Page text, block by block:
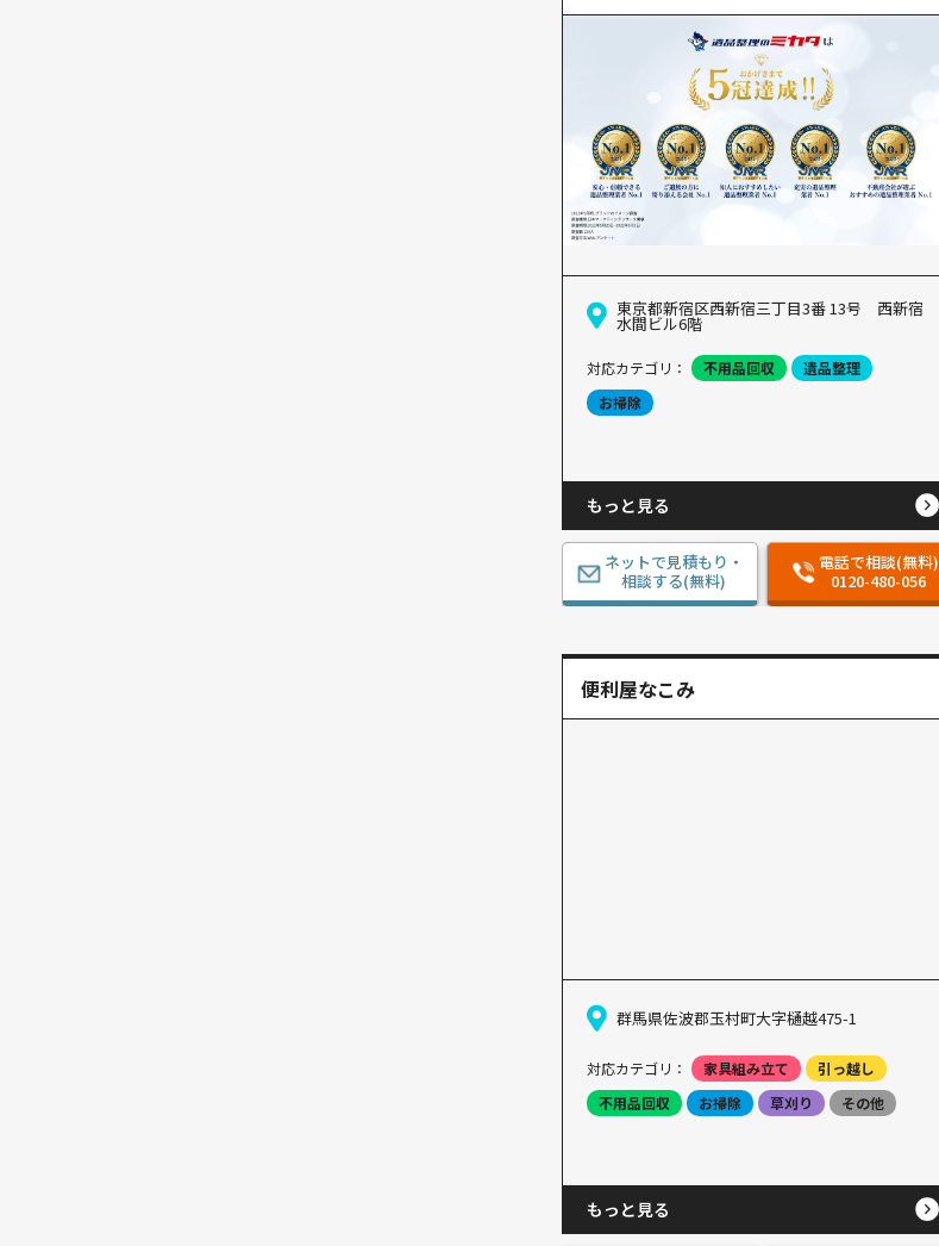
東京都新宿区西新宿三丁目3番 13号 西新宿
水間ビル6階
対応カテゴリ： 不用品回収
遺品整理
お掃除
もっと見る
ネットで見積もり・
相談する(無料)
電話で相談(無料)
0120-480-056
便利屋なこみ
群馬県佐波郡玉村町大字樋越475-1
対応カテゴリ： 家具組み立て
引っ越し
不用品回収
お掃除 草刈り その他
もっと見る